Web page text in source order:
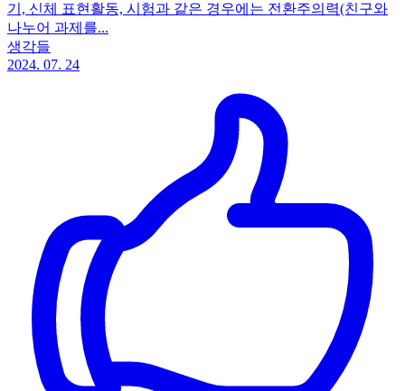
기, 신체 표현활동, 시험과 같은 경우에는 전환주의력(친구와
나누어 과제를...
생각들
2024. 07. 24